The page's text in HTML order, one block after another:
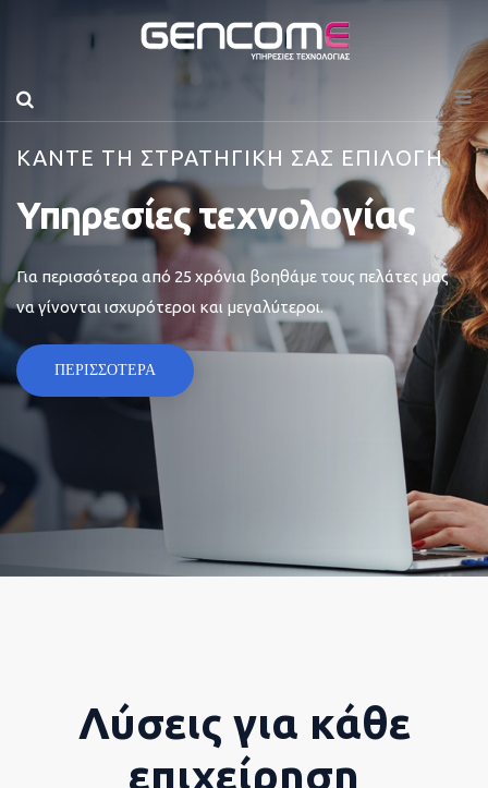
ΚΑΝΤΕ ΤΗ ΣΤΡΑΤΗΓΙΚΗ ΣΑΣ ΕΠΙΛΟΓΗ
Υπηρεσίες τεχνολογίας
Για περισσότερα από 25 χρόνια βοηθάμε τους πελάτες μας
να γίνονται ισχυρότεροι και μεγαλύτεροι.
ΠΕΡΙΣΣΟΤΕΡΑ
Λύσεις για κάθε
επιχείρηση